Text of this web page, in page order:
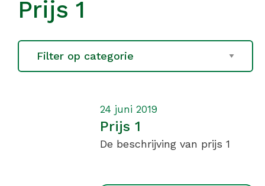
Prijs 1
Prijs 1
24 juni 2019
De beschrijving van prijs 1